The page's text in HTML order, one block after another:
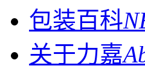
包装百科
关于力嘉